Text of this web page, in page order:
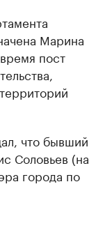
Марина
пост
что бывший
Соловьев (на
города по